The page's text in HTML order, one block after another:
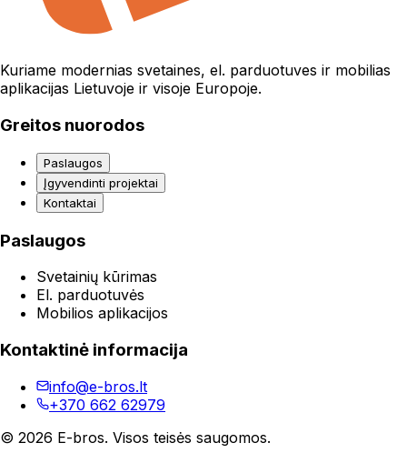
Kuriame modernias svetaines, el. parduotuves ir mobilias
aplikacijas Lietuvoje ir visoje Europoje.
Greitos nuorodos
Paslaugos
Įgyvendinti projektai
Kontaktai
Paslaugos
Svetainių kūrimas
El. parduotuvės
Mobilios aplikacijos
Kontaktinė informacija
info@e-bros.lt
+370 662 62979
© 2026 E-bros. Visos teisės saugomos.